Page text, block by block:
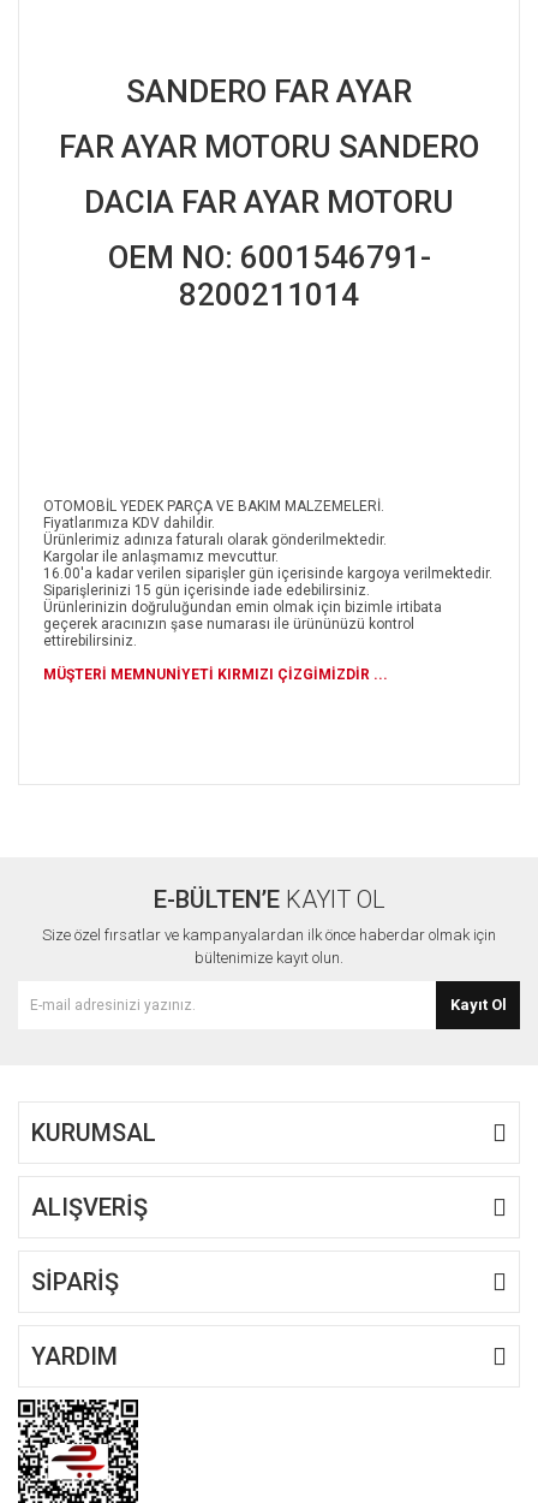
SANDERO FAR AYAR
FAR AYAR MOTORU SANDERO
DACIA FAR AYAR MOTORU
OEM NO: 6001546791-
8200211014
OTOMOBİL YEDEK PARÇA VE BAKIM MALZEMELERİ.
Fiyatlarımıza KDV dahildir.
Ürünlerimiz adınıza faturalı olarak gönderilmektedir.
Kargolar ile anlaşmamız mevcuttur.
16.00'a kadar verilen siparişler gün içerisinde kargoya verilmektedir.
Siparişlerinizi 15 gün içerisinde iade edebilirsiniz.
Ürünlerinizin doğruluğundan emin olmak için bizimle irtibata
geçerek aracınızın şase numarası ile ürününüzü kontrol
ettirebilirsiniz.
MÜŞTERİ MEMNUNİYETİ KIRMIZI ÇİZGİMİZDİR ...
Yorum Yaz
Bu ürünün fiyat bilgisi, resim, ürün açıklamalarında ve diğer
Ürün açıklamasında eksik bilgiler bulunuyor.
Ürün fiyatı diğer sitelerden daha pahalı.
E-BÜLTEN’EKAYIT OL
Size özel fırsatlar ve kampanyalardan ilk önce haberdar olmak için
bültenimize kayıt olun.
Kayıt Ol
KURUMSAL
ALIŞVERİŞ
SİPARİŞ
YARDIM